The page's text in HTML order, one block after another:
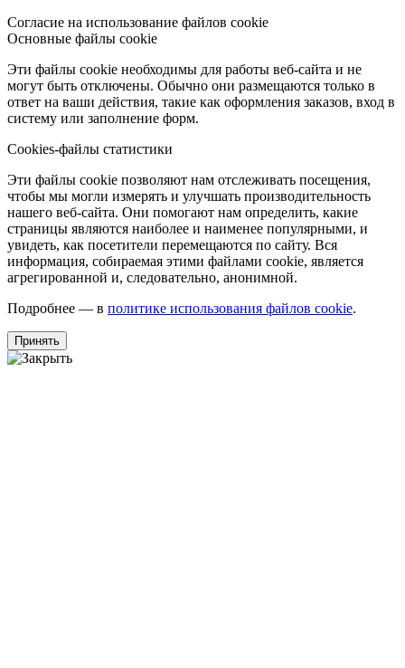
Согласие на использование файлов cookie
Основные файлы cookie
Эти файлы cookie необходимы для работы веб-сайта и не
могут быть отключены. Обычно они размещаются только в
ответ на ваши действия, такие как оформления заказов, вход в
систему или заполнение форм.
Cookies-файлы статистики
Эти файлы cookie позволяют нам отслеживать посещения,
чтобы мы могли измерять и улучшать производительность
нашего веб-сайта. Они помогают нам определить, какие
страницы являются наиболее и наименее популярными, и
увидеть, как посетители перемещаются по сайту. Вся
информация, собираемая этими файлами cookie, является
агрегированной и, следовательно, анонимной.
Подробнее — в политике использования файлов cookie.
Принять